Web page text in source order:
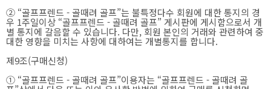
② “골프프렌드 - 골때려 골프”는 불특정다수 회원에 대한 통지의 경
우 1주일이상 “골프프렌드 - 골때려 골프” 게시판에 게시함으로서 개
별 통지에 갈음할 수 있습니다. 다만, 회원 본인의 거래와 관련하여 중
대한 영향을 미치는 사항에 대하여는 개별통지를 합니다.
제9조(구매신청)
① “골프프렌드 - 골때려 골프”이용자는 “골프프렌드 - 골때려 골